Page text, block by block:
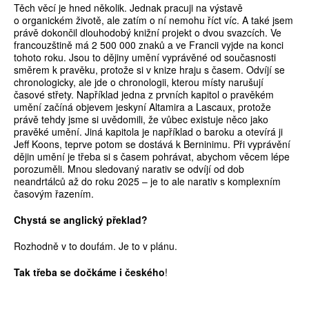
Těch věcí je hned několik. Jednak pracuji na výstavě
o organickém životě, ale zatím o ní nemohu říct víc. A také jsem
právě dokončil dlouhodobý knižní projekt o dvou svazcích. Ve
francouzštině má 2 500 000 znaků a ve Francii vyjde na konci
tohoto roku. Jsou to dějiny umění vyprávěné od současnosti
směrem k pravěku, protože si v knize hraju s časem. Odvíjí se
chronologicky, ale jde o chronologii, kterou místy narušují
časové střety. Například jedna z prvních kapitol o pravěkém
umění začíná objevem jeskyní Altamira a Lascaux, protože
právě tehdy jsme si uvědomili, že vůbec existuje něco jako
pravěké umění. Jiná kapitola je například o baroku a otevírá ji
Jeff Koons, teprve potom se dostává k Berninimu. Při vyprávění
dějin umění je třeba si s časem pohrávat, abychom věcem lépe
porozuměli. Mnou sledovaný narativ se odvíjí od dob
neandrtálců až do roku 2025 – je to ale narativ s komplexním
časovým řazením.
Chystá se anglický překlad?
Rozhodně v to doufám. Je to v plánu.
Tak třeba se dočkáme i českého!